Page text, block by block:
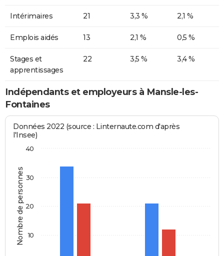
Intérimaires 21 3,3 % 2,1 %
Emplois aidés 13 2,1 % 0,5 %
Stages et
apprentissages
22 3,5 % 3,4 %
Indépendants et employeurs à Mansle-les-
Fontaines
Nombre de personnes
Données 2022 (source : Linternaute.com d'après
l'Insee)
10
20
30
40